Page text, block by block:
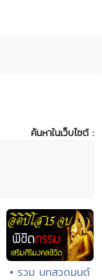
ค้นหาในเว็บไซต์ :
• รวม บทสวดมนต์